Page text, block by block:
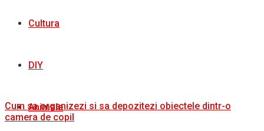
Cultura
DIY
Animale
Cum sa organizezi si sa depozitezi obiectele dintr-o
camera de copil